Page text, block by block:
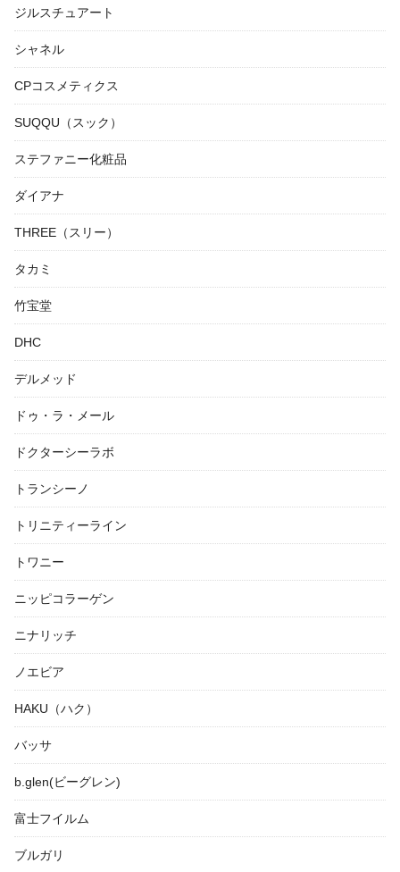
ジルスチュアート
シャネル
CPコスメティクス
SUQQU（スック）
ステファニー化粧品
ダイアナ
THREE（スリー）
タカミ
竹宝堂
DHC
デルメッド
ドゥ・ラ・メール
ドクターシーラボ
トランシーノ
トリニティーライン
トワニー
ニッピコラーゲン
ニナリッチ
ノエビア
HAKU（ハク）
バッサ
b.glen(ビーグレン)
富士フイルム
ブルガリ